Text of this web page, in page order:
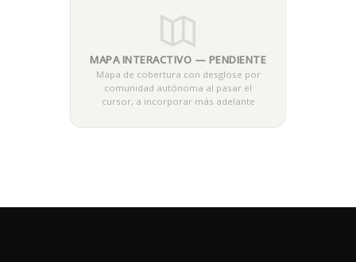
MAPA INTERACTIVO — PENDIENTE
Mapa de cobertura con desglose por
comunidad autónoma al pasar el
cursor, a incorporar más adelante